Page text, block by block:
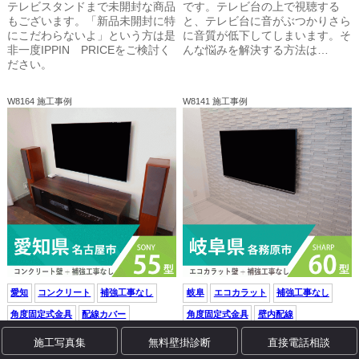
テレビスタンドまで未開封な商品
もございます。「新品未開封に特
にこだわらないよ」という方は是
非一度IPPIN PRICEをご検討く
ださい。
です。テレビ台の上で視聴する
と、テレビ台に音がぶつかりさら
に音質が低下してしまいます。そ
んな悩みを解決する方法は…
W8164 施工事例
愛知 コンクリート 補強工事なし
角度固定式金具 配線カバー
TV＋壁掛けセット
W8141 施工事例
岐阜 エコカラット 補強工事なし
角度固定式金具 壁内配線
壁掛け工事のみ
施工写真集 無料壁掛診断 直接電話相談